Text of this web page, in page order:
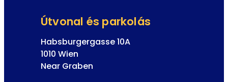
Útvonal és parkolás
Habsburgergasse 10A
1010 Wien
Near Graben